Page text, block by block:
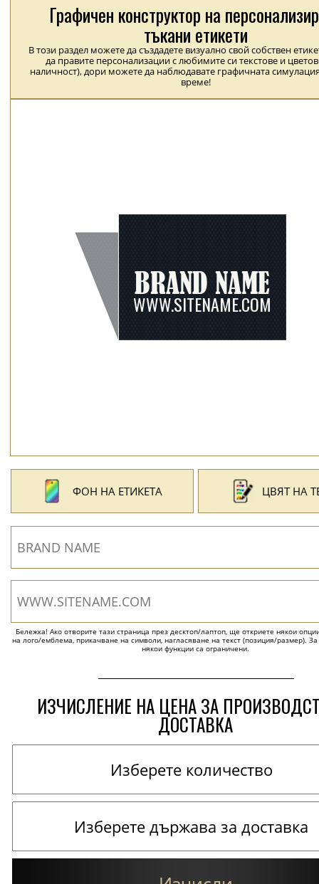
Графичен конструктор на
тъкани етикети
В този раздел можете да създадете визуално свой собствен
да правите персонализации с любимите си текстове и
наличност), дори можете да наблюдавате графичната
време!
ФОН НА ЕТИКЕТА ЦВЯТ НА
Бележка! Ако отворите тази страница през десктоп/лаптоп, ще откриете някои
на лого/емблема, прикачване на символи, нагласяване на текст (позиция/размер).
някои функции са ограничени.
ИЗЧИСЛЕНИЕ НА ЦЕНА ЗА
ДОСТАВКА